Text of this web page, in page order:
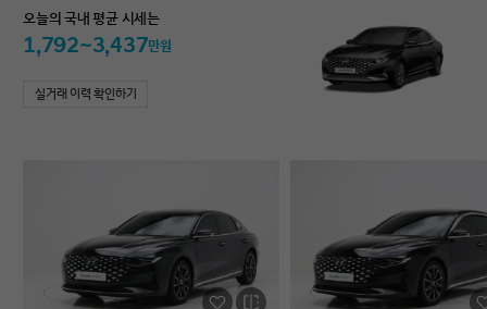
오늘의 국내 평균 시세는
1,792~3,437만원
실거래 이력 확인하기